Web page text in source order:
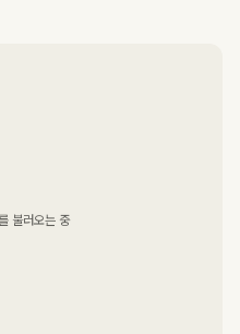
불러오는 중